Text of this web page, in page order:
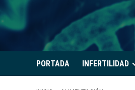
PORTADA INFERTILIDAD